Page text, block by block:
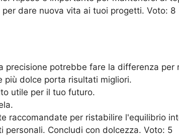
dare nuova vita ai tuoi progetti. Voto: 8
potrebbe fare la differenza per
più dolce porta risultati migliori.
utile per il tuo futuro.
raccomandate per ristabilire l'equilibrio
Concludi con dolcezza. Voto: 5